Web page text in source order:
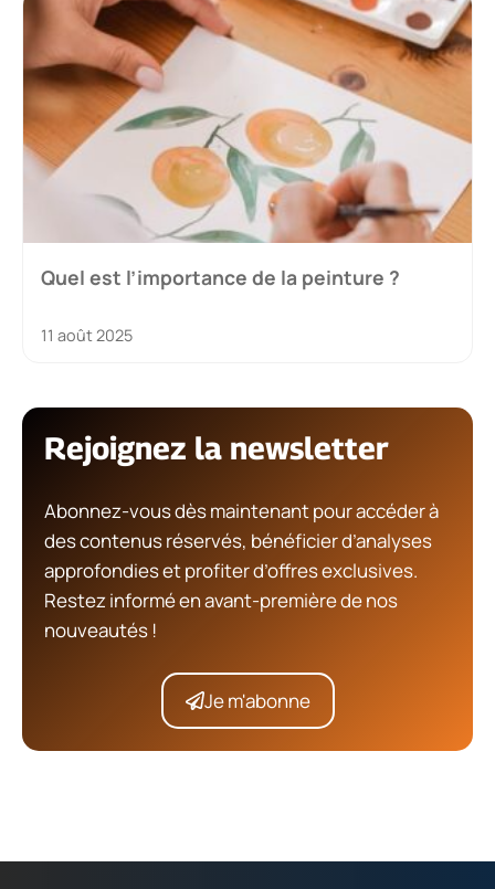
Quel est l’importance de la peinture ?
11 août 2025
Rejoignez la newsletter
Abonnez-vous dès maintenant pour accéder à
des contenus réservés, bénéficier d’analyses
approfondies et profiter d’offres exclusives.
Restez informé en avant-première de nos
nouveautés !
Je m'abonne